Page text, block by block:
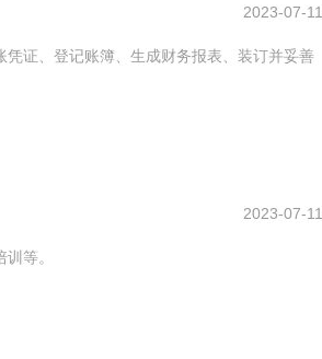
2023-07-11
证、登记账簿、生成财务报表、装订并妥善
2023-07-11
等。